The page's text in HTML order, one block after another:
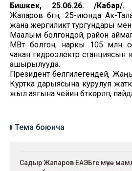
Бишкек, 25.06.26. /Кабар/.
Жапаров бүгүн, 25-июнда Ак-
жана жергиликтүү тургундары
Маалым болгондой, район
МВт болгон, наркы 105 млн
чакан гидроэлектр станциясын
ашырылууда.
Президент белгилегендей,
Куртка дарыясына курулуп
жыл аягына чейин бүткөрүлүп,
Тема боюнча
Садыр Жапаров ЕАЭБге мүчө